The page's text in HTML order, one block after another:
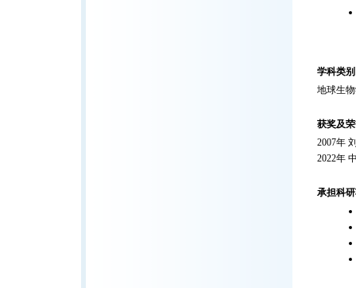
学科类
地球生
获奖及
2007年
2022年
承担科